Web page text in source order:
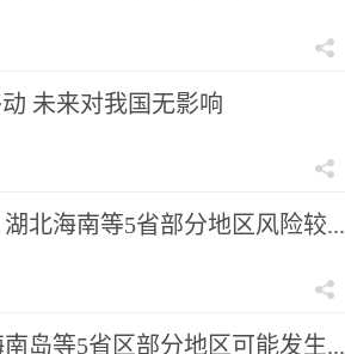
未来对我国无影响
北海南等5省部分地区风险较...
岛等5省区部分地区可能发生...